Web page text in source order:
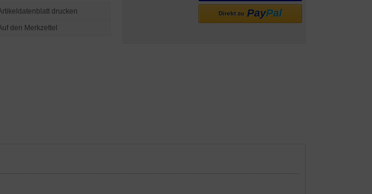
Direkt zu PayPal
drucken